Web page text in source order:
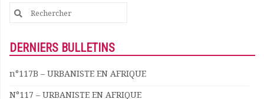
Nos partenaires
Evénements
Documents
Les adhérents
Offres d’emploi
Search
for:
DERNIERS BULLETINS
n°117B – URBANISTE EN AFRIQUE
N°117 – URBANISTE EN AFRIQUE